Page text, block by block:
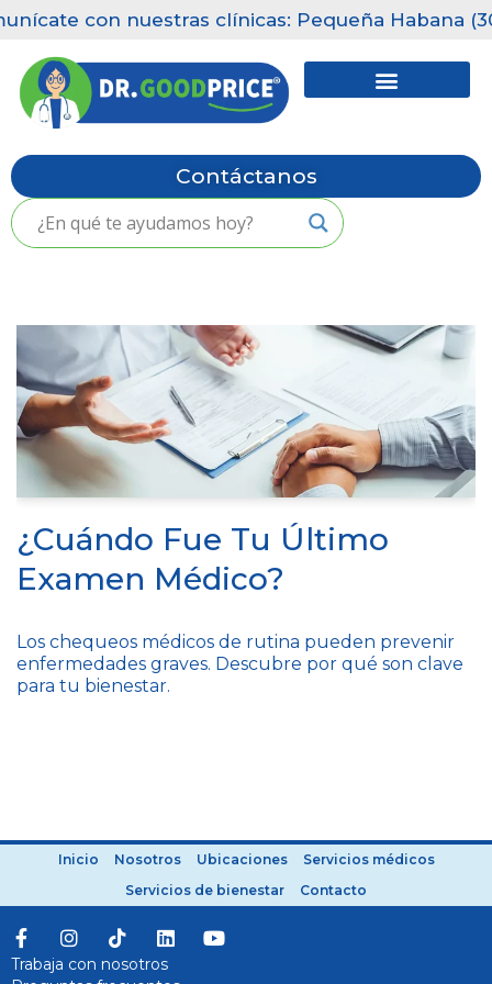
Saltar
al
contenido
con nuestras clínicas: Pequeña Habana
Contáctanos
¿Cuándo Fue Tu Último
Examen Médico?
Los chequeos médicos de rutina pueden prevenir
enfermedades graves. Descubre por qué son clave
para tu bienestar.
Inicio Nosotros Ubicaciones
Servicios médicos
Servicios de bienestar
Contacto
Trabaja con nosotros